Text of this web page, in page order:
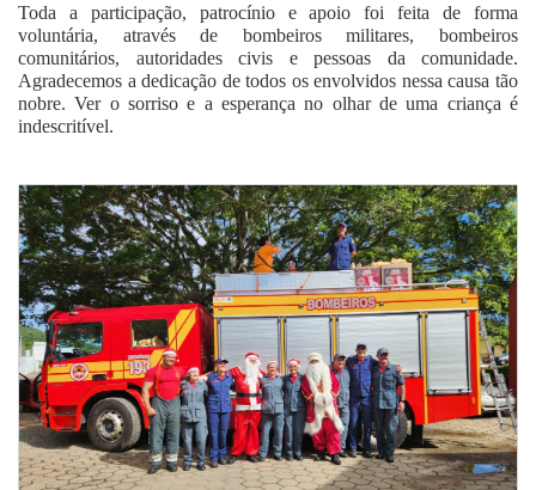
Toda a participação, patrocínio e apoio foi feita de forma
voluntária, através de bombeiros militares, bombeiros
comunitários, autoridades civis e pessoas da comunidade.
Agradecemos a dedicação de todos os envolvidos nessa causa tão
nobre. Ver o sorriso e a esperança no olhar de uma criança é
indescritível.